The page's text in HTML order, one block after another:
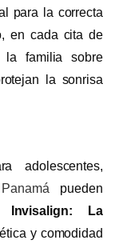
para la correcta
en cada cita de
familia sobre
la sonrisa
adolescentes,
pueden
Invisalign: La
y comodidad